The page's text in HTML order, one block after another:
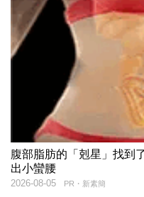
腹部脂肪的「剋星」找到
出小蠻腰
PR・新素簡
2026-08-05